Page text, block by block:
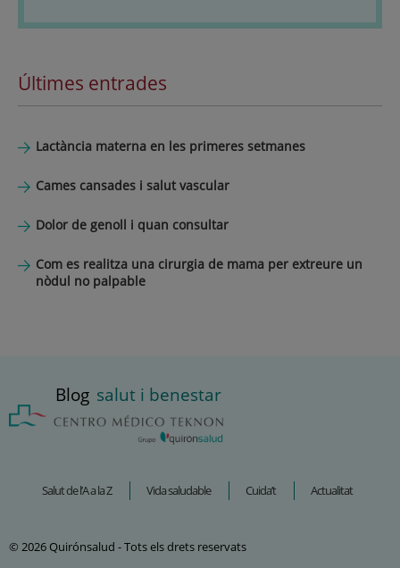
Últimes entrades
Lactància materna en les primeres setmanes
Cames cansades i salut vascular
Dolor de genoll i quan consultar
Com es realitza una cirurgia de mama per extreure un
nòdul no palpable
Blog salut i benestar
Salut de l’A a la Z Vida saludable Cuida’t Actualitat
© 2026 Quirónsalud - Tots els drets reservats